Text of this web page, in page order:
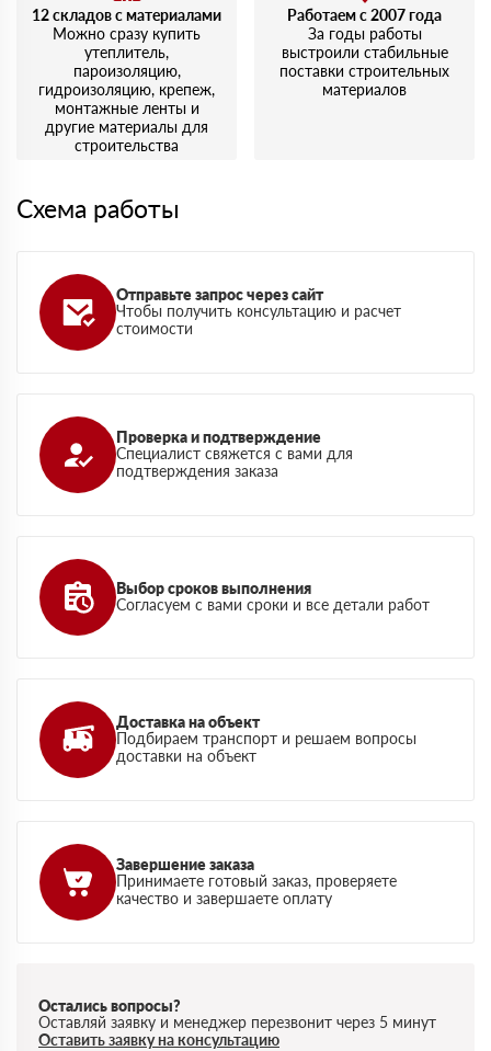
12 складов с материалами
Можно сразу купить
утеплитель,
пароизоляцию,
гидроизоляцию, крепеж,
монтажные ленты и
другие материалы для
строительства
Работаем с 2007 года
За годы работы
выстроили стабильные
поставки строительных
материалов
Схема работы
Отправьте запрос через сайт
Чтобы получить консультацию и расчет
стоимости
Проверка и подтверждение
Специалист свяжется с вами для
подтверждения заказа
Выбор сроков выполнения
Согласуем с вами сроки и все детали работ
Доставка на объект
Подбираем транспорт и решаем вопросы
доставки на объект
Завершение заказа
Принимаете готовый заказ, проверяете
качество и завершаете оплату
Остались вопросы?
Оставляй заявку и менеджер перезвонит через 5 минут
Оставить заявку на консультацию